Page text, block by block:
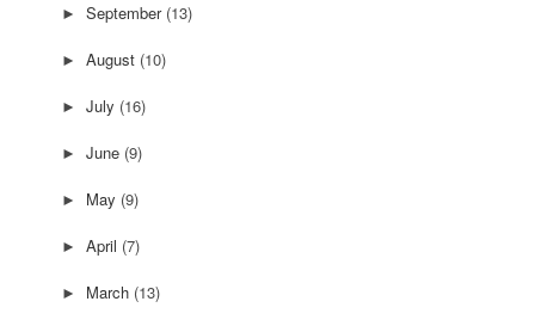
► September (13)
► August (10)
► July (16)
► June (9)
► May (9)
► April (7)
► March (13)